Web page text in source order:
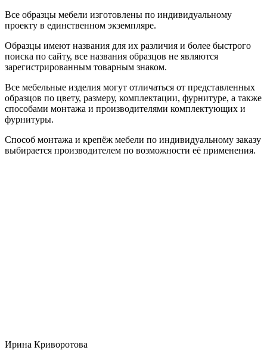
Все образцы мебели изготовлены по индивидуальному
проекту в единственном экземпляре.
Образцы имеют названия для их различия и более быстрого
поиска по сайту, все названия образцов не являются
зарегистрированным товарным знаком.
Все мебельные изделия могут отличаться от представленных
образцов по цвету, размеру, комплектации, фурнитуре, а также
способами монтажа и производителями комплектующих и
фурнитуры.
Способ монтажа и крепёж мебели по индивидуальному заказу
выбирается производителем по возможности её применения.
Ирина Криворотова